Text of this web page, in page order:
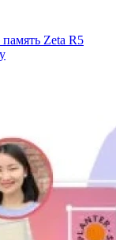
Zeta R5